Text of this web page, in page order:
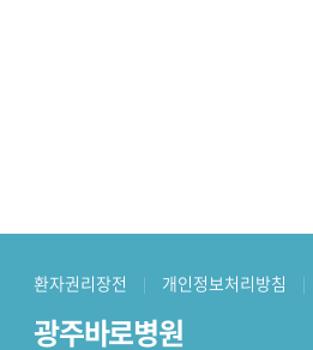
환자권리장전 | 개인정보처리방침 |
광주바로병원